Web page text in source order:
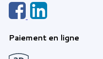
Paiement en ligne